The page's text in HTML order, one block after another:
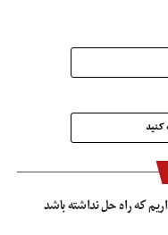
که راه حل نداشته باشد